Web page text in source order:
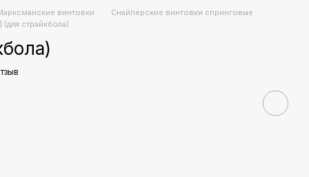
винтовки
Снайперские винтовки спринговые
(для страйкбола)